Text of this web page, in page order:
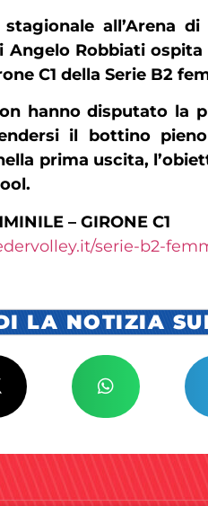
all’Arena
Angelo Robbiati
C1 della Serie B2
hanno disputato la
il bottino
prima uscita,
– GIRONE C1
serie-b2-
LA NOTIZIA